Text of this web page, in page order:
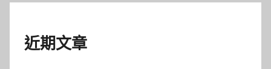
近期文章